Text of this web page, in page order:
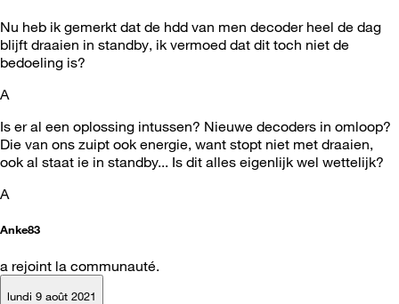
Nu heb ik gemerkt dat de hdd van men decoder heel de dag
blijft draaien in standby, ik vermoed dat dit toch niet de
bedoeling is?
A
Is er al een oplossing intussen? Nieuwe decoders in omloop?
Die van ons zuipt ook energie, want stopt niet met draaien,
ook al staat ie in standby... Is dit alles eigenlijk wel wettelijk?
A
Anke83
a rejoint la communauté.
lundi 9 août 2021